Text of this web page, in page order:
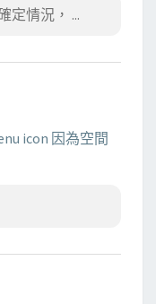
定情況， ...
icon 因為空間